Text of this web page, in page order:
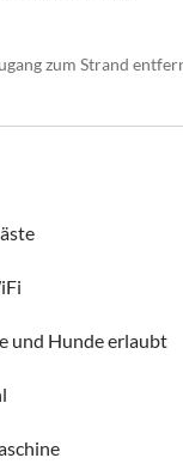
zum Strand
und Hunde erlaubt